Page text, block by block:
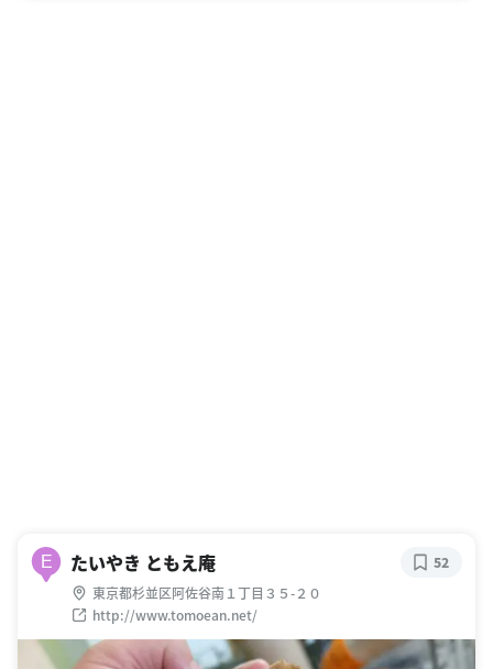
E たいやき ともえ庵
東京都杉並区阿佐谷南１丁目３５-２０
http://www.tomoean.net/
52